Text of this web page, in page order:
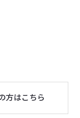
方はこちら